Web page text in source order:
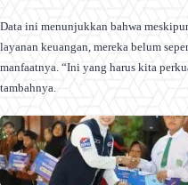
Data ini menunjukkan bahwa
layanan keuangan, mereka belum
manfaatnya. “Ini yang harus kita
tambahnya.